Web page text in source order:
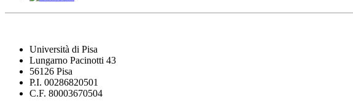
Università di Pisa
Lungarno Pacinotti 43
56126 Pisa
P.I. 00286820501
C.F. 80003670504